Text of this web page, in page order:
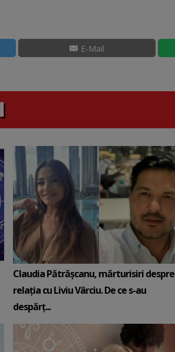
E-Mail
Claudia Pătrășcanu, mărturisiri despre
relația cu Liviu Vârciu. De ce s-au
despărț...